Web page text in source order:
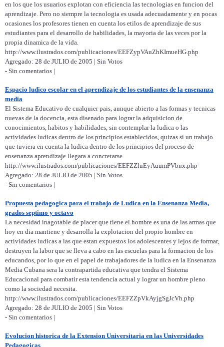
en los que los usuarios explotan con eficiencia las tecnologias en funcion del
aprendizaje. Pero no siempre la tecnologia es usada adecuadamente y en pocas
ocasiones los profesores tienen en cuenta los etilos de aprendizaje de sus
estudiantes para el desarrollo de habilidades, la mayoria de las veces por la
propia dinamica de la vida.
http://www.ilustrados.com/publicaciones/EEFZypVAuZhKImueHG.php
Agregado: 28 de JULIO de 2005 | Sin Votos
- Sin comentarios |
Espacio ludico escolar en el aprendizaje de los estudiantes de la ensenanza
media
El Sistema Educativo de cualquier pais, aunque abierto a las formas y tecnicas
nuevas de la docencia, esta disenado para lograr la adquisicion de
conocimientos, habitos y habilidades, sin contemplar la ludica o las
actividades ludicas dentro de los principios establecidos, quizas si un trabajo
que tuviera en cuenta la ludica dentro de los principios del proceso de
ensenanza aprendizaje llegara a concretarse
http://www.ilustrados.com/publicaciones/EEFZZluEyAuumPVbnx.php
Agregado: 28 de JULIO de 2005 | Sin Votos
- Sin comentarios |
Propuesta pedagogica para el trabajo de Ludica en la Ensenanza Media,
grados septimo y octavo
La necesidad inagotable de placer que tiene el hombre es una de las armas que
hoy en dia mantiene y desarrolla la explotacion del propio hombre en
actividades ludicas a las que estan expuestos los adolescentes y lejos de formar,
destruyen la labor que se lleva a cabo en las escuelas para la formacion de los
educandos, por lo que en el papel de trabajadores de la ludica en la Ensenanza
Media Cubana sera la contrapartida educativa que tendra el Sistema
Educacional para combatir esta tendencia actual y lograr un hombre pleno
como la sociedad necesita.
http://www.ilustrados.com/publicaciones/EEFZZpVkAyjgSgJcVh.php
Agregado: 28 de JULIO de 2005 | Sin Votos
- Sin comentarios |
Evolucion historica de la Extension Universitaria en las Universidades
Pedagogicas